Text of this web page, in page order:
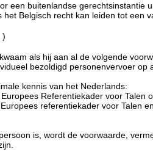
een buitenlandse
het Belgisch recht kan leiden tot een
)
als hij aan al de volgende
bezoldigd personenvervoer
kennis van het Nederlands:
Referentiekader voor Talen
referentiekader voor Talen
is, wordt de voorwaarde,